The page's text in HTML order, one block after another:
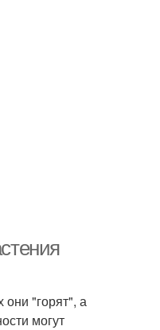
"горят", а
могут